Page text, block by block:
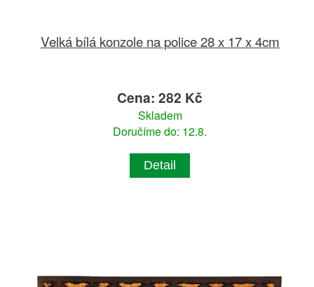
Velká bílá konzole na police 28 x 17 x 4cm
Cena: 282 Kč
Skladem
Doručíme do: 12.8.
Detail